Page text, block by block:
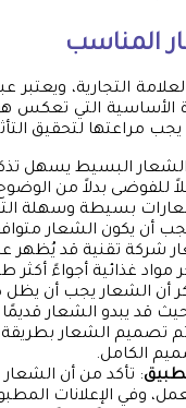
المناسب
التجارية،
الأساسية التي تعكس
مراعتها لتحقيق
البسيط يسهل
للفوضى بدلاً من
بسيطة وسهلة
أن يكون الشعار
شركة تقنية قد يُظهر
مواد غذائية أجواءً أكثر
أن الشعار يجب أن يظل
قد يبدو الشعار
تصميم الشعار
الكامل.
: تأكد من أن
وفي الإعلانات